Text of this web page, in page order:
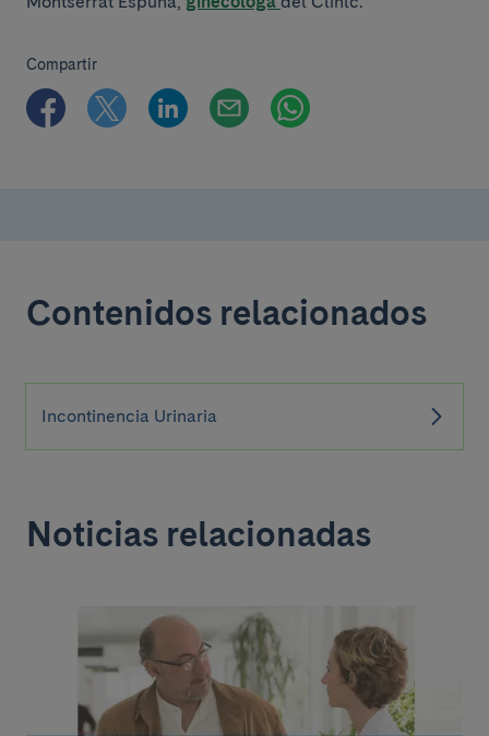
Compartir
Contenidos relacionados
Incontinencia Urinaria
Noticias relacionadas